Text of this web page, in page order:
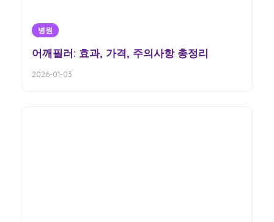
병원
어깨필러: 효과, 가격, 주의사항 총정리
2026-01-03